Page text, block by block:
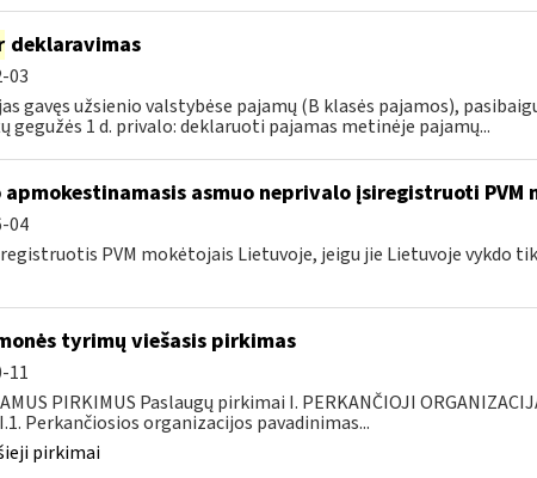
deklaravimas
03
gavęs užsienio valstybėse pajamų (B klasės pajamos),
1 d. privalo: deklaruoti pajamas metinėje pajamų...
asmuo neprivalo įsiregistruoti PVM
04
PVM mokėtojais Lietuvoje, jeigu jie Lietuvoje vykdo
tyrimų viešasis pirkimas
11
PIRKIMUS Paslaugų pirkimai I. PERKANČIOJI
Perkančiosios organizacijos pavadinimas...
pirkimai